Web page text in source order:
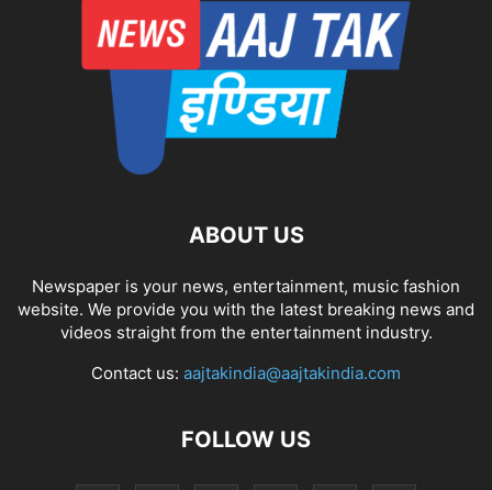
ABOUT US
Newspaper is your news, entertainment, music fashion
website. We provide you with the latest breaking news and
videos straight from the entertainment industry.
Contact us: aajtakindia@aajtakindia.com
FOLLOW US